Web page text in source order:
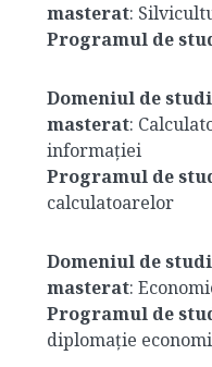
masterat:
Programul de
Domeniul de
masterat:
informației
Programul de
calculatoarelor
Domeniul de
masterat:
Programul de
diplomație